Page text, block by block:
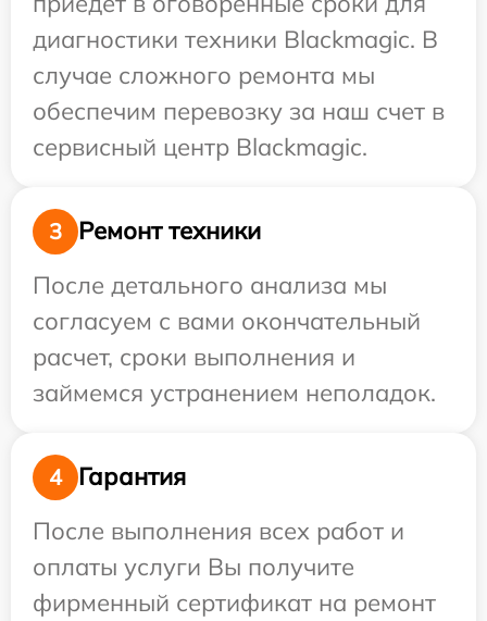
диагностики техники Blackmagic. В
случае сложного ремонта мы
обеспечим перевозку за наш счет в
сервисный центр Blackmagic.
3
Ремонт техники
После детального анализа мы
согласуем с вами окончательный
расчет, сроки выполнения и
займемся устранением неполадок.
4
Гарантия
После выполнения всех работ и
оплаты услуги Вы получите
фирменный сертификат на ремонт